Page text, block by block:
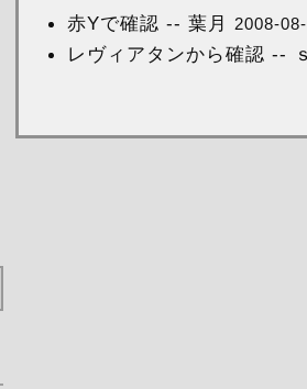
赤Yで確認 -- 葉月
2008-
レヴィアタンから確認 --